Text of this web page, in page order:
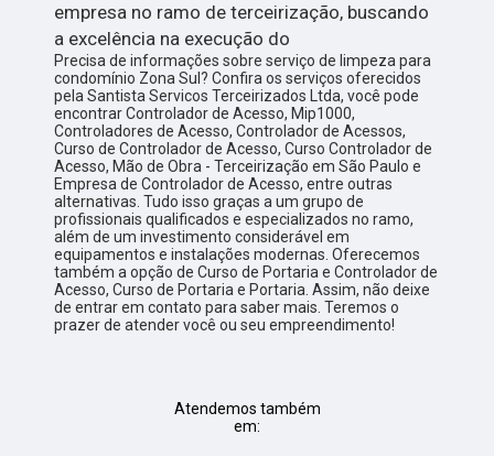
empresa no ramo de terceirização, buscando
a excelência na execução do
Precisa de informações sobre serviço de limpeza para
condomínio Zona Sul? Confira os serviços oferecidos
pela Santista Servicos Terceirizados Ltda, você pode
encontrar Controlador de Acesso, Mip1000,
Controladores de Acesso, Controlador de Acessos,
Curso de Controlador de Acesso, Curso Controlador de
Acesso, Mão de Obra - Terceirização em São Paulo e
Empresa de Controlador de Acesso, entre outras
alternativas. Tudo isso graças a um grupo de
profissionais qualificados e especializados no ramo,
além de um investimento considerável em
equipamentos e instalações modernas. Oferecemos
também a opção de Curso de Portaria e Controlador de
Acesso, Curso de Portaria e Portaria. Assim, não deixe
de entrar em contato para saber mais. Teremos o
prazer de atender você ou seu empreendimento!
Atendemos também
em: